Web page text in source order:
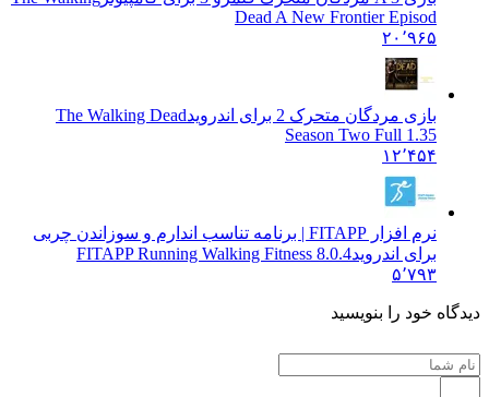
Dead A New Frontier Episod
۲۰٬۹۶۵
بازی مردگان متحرک 2 برای اندروید
The Walking Dead
Season Two Full 1.35
۱۲٬۴۵۴
نرم افزار FITAPP | برنامه تناسب اندارم و سوزاندن چربی
برای اندروید FITAPP Running Walking Fitness 8.0.4
خود را بنویسید